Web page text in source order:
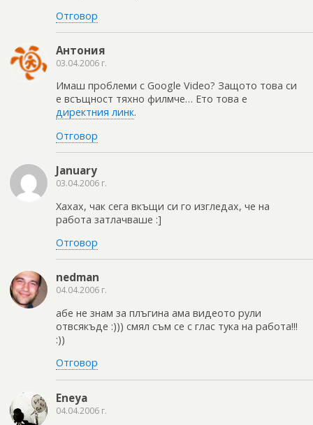
Отговор
Антония
03.04.2006 г.
Имаш проблеми с Google Video? Защото това си
е всъщност тяхно филмче… Ето това е
директния линк.
Отговор
January
03.04.2006 г.
Хахах, чак сега вкъщи си го изгледах, че на
работа затлачваше :]
Отговор
nedman
04.04.2006 г.
абе не знам за плъгина ама видеото рули
отвсякъде :))) смял съм се с глас тука на работа!!!
:))
Отговор
Eneya
04.04.2006 г.